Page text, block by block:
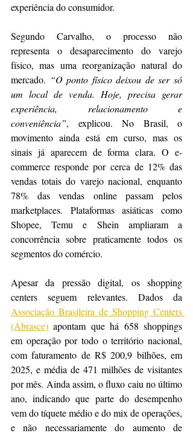
experiência do consumidor.
Segundo Carvalho, o processo não
representa o desaparecimento do varejo
físico, mas uma reorganização natural do
mercado. “O ponto físico deixou de ser só
um local de venda. Hoje, precisa gerar
experiência, relacionamento e
conveniência”, explicou. No Brasil, o
movimento ainda está em curso, mas os
sinais já aparecem de forma clara. O e-
commerce responde por cerca de 12% das
vendas totais do varejo nacional, enquanto
78% das vendas online passam pelos
marketplaces. Plataformas asiáticas como
Shopee, Temu e Shein ampliaram a
concorrência sobre praticamente todos os
segmentos do comércio.
Apesar da pressão digital, os shopping
Associação Brasileira de Shopping Centers
(Abrasce) apontam que há 658 shoppings
em operação por todo o território nacional,
com faturamento de R$ 200,9 bilhões, em
2025, e média de 471 milhões de visitantes
por mês. Ainda assim, o fluxo caiu no último
ano, indicando que parte do desempenho
vem do tíquete médio e do mix de operações,
e não necessariamente do aumento de